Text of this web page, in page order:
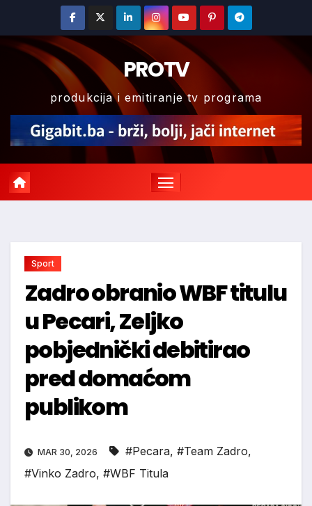
content
PROTV
produkcija i emitiranje tv programa
Sport
Zadro obranio WBF titulu
u Pecari, Zeljko
pobjednički debitirao
pred domaćom
publikom
MAR 30, 2026 #Pecara, #Team Zadro,
#Vinko Zadro, #WBF Titula